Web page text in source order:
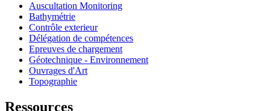
Auscultation Monitoring
Bathymétrie
Contrôle exterieur
Délégation de compétences
Epreuves de chargement
Géotechnique - Environnement
Ouvrages d'Art
Topographie
Ressources